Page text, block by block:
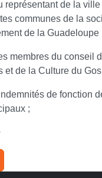
représentant de la ville
communes de la
de la Guadeloupe
membres du conseil
et de la Culture du
de fonction
;